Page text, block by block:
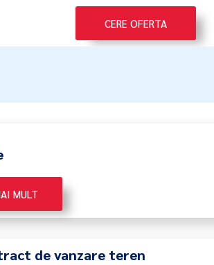
CERE OFERTA
MULT
de vanzare teren